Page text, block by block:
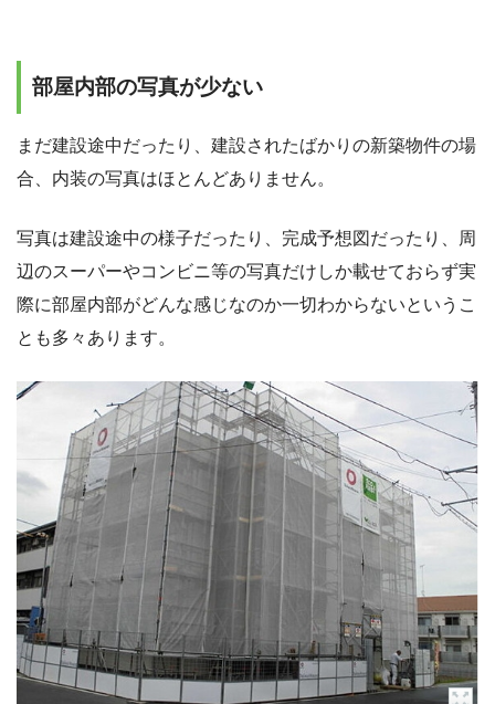
部屋内部の写真が少ない
まだ建設途中だったり、建設されたばかりの新築物件の場
合、内装の写真はほとんどありません。
写真は建設途中の様子だったり、完成予想図だったり、周
辺のスーパーやコンビニ等の写真だけしか載せておらず実
際に部屋内部がどんな感じなのか一切わからないというこ
とも多々あります。